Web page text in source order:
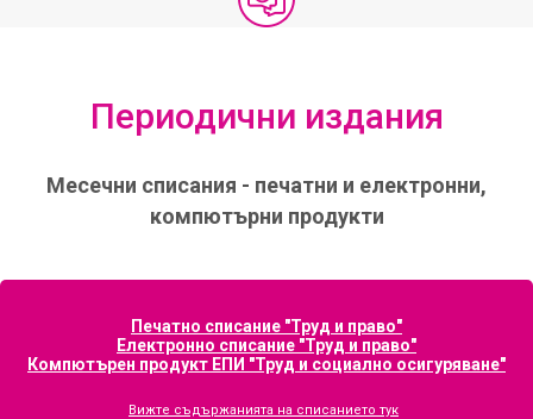
Периодични издания
Месечни списания - печатни и електронни,
компютърни продукти
Печатно списание "Труд и право"
Електронно списание "Труд и право"
Компютърен продукт ЕПИ "Труд и социално осигуряване"
Вижте съдържанията на списанието тук